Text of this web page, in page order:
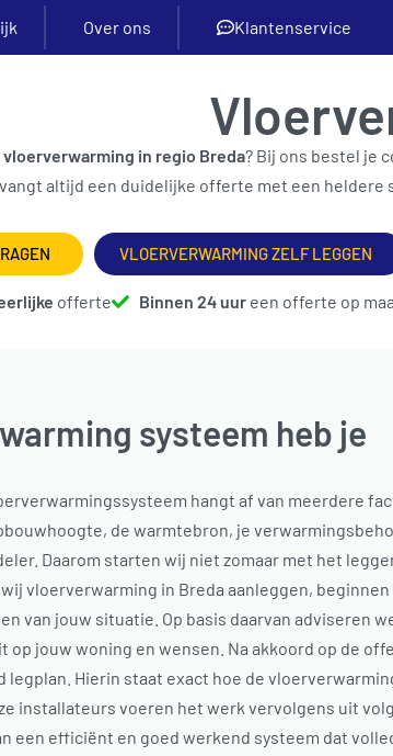
Over ons Klantenservice
vloerverwarming in regio Breda? Bij ons bestel je
altijd een duidelijke offerte met een heldere
VLOERVERWARMING ZELF LEGGEN
offerte Binnen 24 uureen offerte op
systeem heb je
hangt af van meerdere
de warmtebron, je
Daarom starten wij niet zomaar met het
vloerverwarming in Breda aanleggen, beginnen
van jouw situatie. Op basis daarvan adviseren
op jouw woning en wensen. Na akkoord op de
legplan. Hierin staat exact hoe de
installateurs voeren het werk vervolgens uit
een efficiënt en goed werkend systeem dat